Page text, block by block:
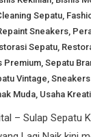
Sepatu,
Sneakers,
Sepatu,
Premium,Sepatu
Vintage,
Muda, Usaha
– Sulap Sepatu